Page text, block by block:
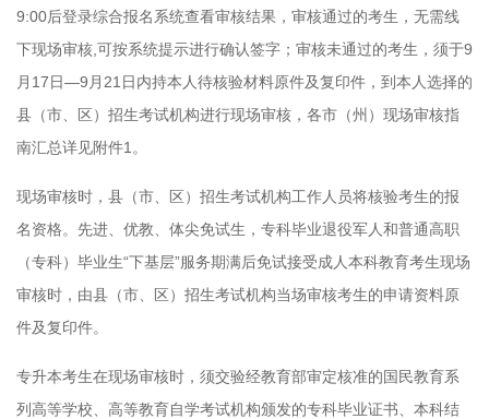
9:00后登录综合报名系统查看审核结果，审核通过的考生，无需线
下现场审核,可按系统提示进行确认签字；审核未通过的考生，须于9
月17日—9月21日内持本人待核验材料原件及复印件，到本人选择的
县（市、区）招生考试机构进行现场审核，各市（州）现场审核指
南汇总详见附件1。
现场审核时，县（市、区）招生考试机构工作人员将核验考生的报
名资格。先进、优教、体尖免试生，专科毕业退役军人和普通高职
（专科）毕业生“下基层”服务期满后免试接受成人本科教育考生现场
审核时，由县（市、区）招生考试机构当场审核考生的申请资料原
件及复印件。
专升本考生在现场审核时，须交验经教育部审定核准的国民教育系
列高等学校、高等教育自学考试机构颁发的专科毕业证书、本科结